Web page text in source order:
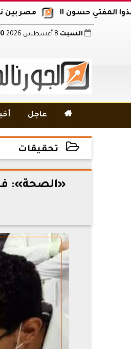
مصر بين نيران حسون !!
السبت
 عاجل
تحقيقات
2026-07-03 16:15:08